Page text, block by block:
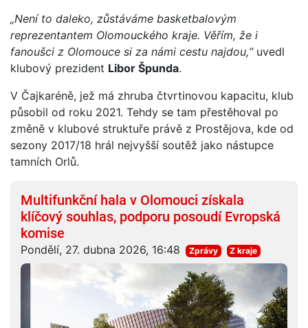
„Není to daleko, zůstáváme basketbalovým
reprezentantem Olomouckého kraje. Věřím, že i
fanoušci z Olomouce si za námi cestu najdou,“ uvedl
klubový prezident Libor Špunda.
V Čajkaréně, jež má zhruba čtvrtinovou kapacitu, klub
působil od roku 2021. Tehdy se tam přestěhoval po
změně v klubové struktuře právě z Prostějova, kde od
sezony 2017/18 hrál nejvyšší soutěž jako nástupce
tamních Orlů.
Multifunkční hala v Olomouci získala
klíčový souhlas, podporu posoudí Evropská
komise
Pondělí, 27. dubna 2026, 16:48 Zprávy Z kraje